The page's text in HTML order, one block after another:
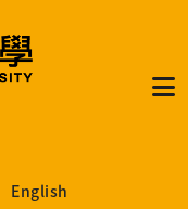
English